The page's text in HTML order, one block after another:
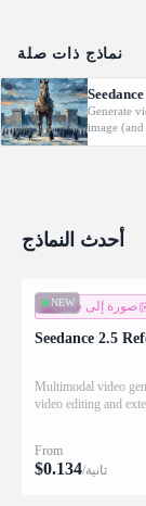
نماذج ذات صلة
Generate
image
with native
أحدث النماذج
NEW
صورة إلى فيديو
Seedance 2.5
Multimodal video
video editing and
From
$0.134 /ثانية